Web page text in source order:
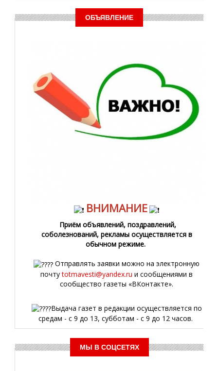
ОБЪЯВЛЕНИЕ
ВНИМАНИЕ
Приём объявлений, поздравлений,
соболезнований, рекламы осуществляется в
обычном режиме.
Отправлять заявки можно на электронную
почтуtotmavesti@yandex.ru и сообщениями в
сообщество газеты «ВКонтакте».
Выдача газет в редакции осуществляется по
средам - с 9 до 13, субботам - с 9 до 12 часов.
МЫ В СОЦСЕТЯХ